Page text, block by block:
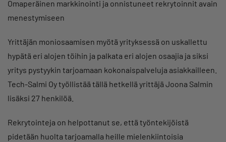
Omaperäinen markkinointi ja onnistuneet rekrytoinnit avain
menestymiseen
Yrittäjän moniosaamisen myötä yrityksessä on uskallettu
hypätä eri alojen töihin ja palkata eri alojen osaajia ja siksi
yritys pystyykin tarjoamaan kokonaispalveluja asiakkailleen.
Tech-Salmi Oy työllistää tällä hetkellä yrittäjä Joona Salmin
lisäksi 27 henkilöä.
Rekrytointeja on helpottanut se, että työntekijöistä
pidetään huolta tarjoamalla heille mielenkiintoisia